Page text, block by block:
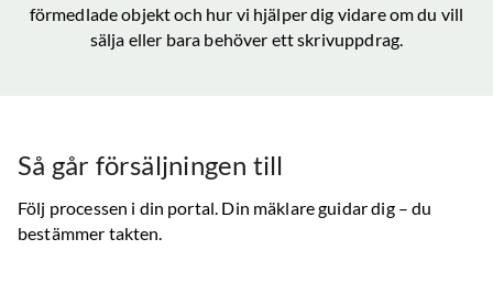
förmedlade objekt och hur vi hjälper dig vidare om du vill
sälja eller bara behöver ett skrivuppdrag.
Så går försäljningen till
Följ processen i din portal. Din mäklare guidar dig – du
bestämmer takten.